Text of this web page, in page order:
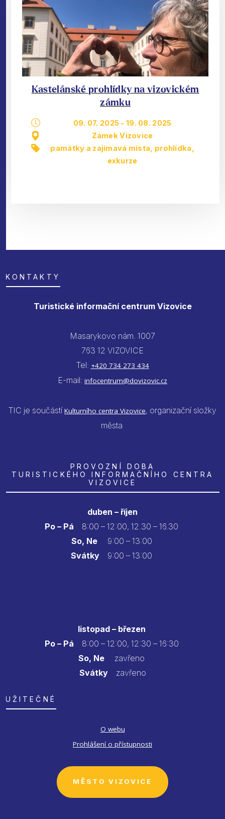
Kastelánské prohlídky na vizovickém
zámku
09. 07. 2025 -19. 08. 2025
Zámek Vizovice
památky a zajímavá místa
prohlídka,
exkurze
KONTAKTY
Turistické informační centrum Vizovice
Masarykovo nám. 1007
763 12 VIZOVICE
Tel: +420 734 273 434
E-mail: infocentrum@dovizovic.cz
TIC je součástí Kulturního centra Vizovice, organizační složky
města
PROVOZNÍ DOBA
TURISTICKÉHO INFORMAČNÍHO CENTRA
VIZOVICE
duben – říjen
Po – Pá
8:00 – 12:00, 12.30 – 16.30
So, Ne9:00 – 13:00
Svátky 9:00 – 13:00
listopad – březen
Po – Pá 8:00 – 12:00, 12:30 – 16:30
So, Ne zavřeno
Svátkyzavřeno
UŽITEČNÉ
O webu
Prohlášení o přístupnosti
MĚSTO VIZOVICE